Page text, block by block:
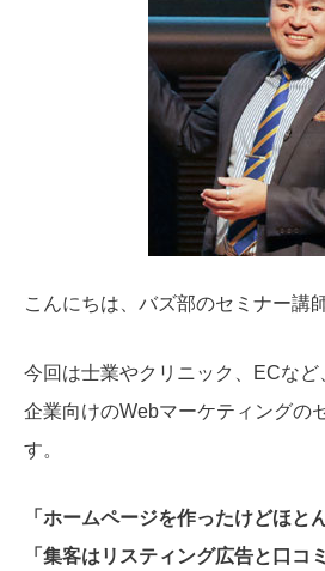
こんにちは、バズ部のセミナー講
今回は士業やクリニック、ECな
企業向けのWebマーケティングの
す。
「ホームページを作ったけどほと
「集客はリスティング広告と口コ